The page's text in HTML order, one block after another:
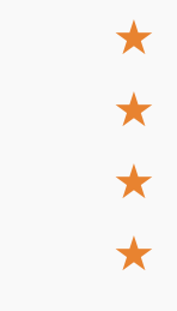
★
★
★
★